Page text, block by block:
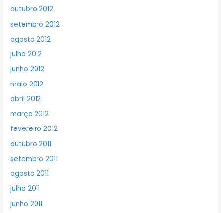
outubro 2012
setembro 2012
agosto 2012
julho 2012
junho 2012
maio 2012
abril 2012
março 2012
fevereiro 2012
outubro 2011
setembro 2011
agosto 2011
julho 2011
junho 2011